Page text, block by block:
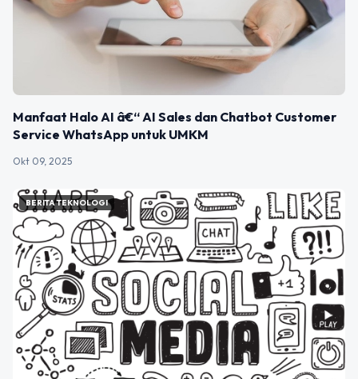
Manfaat Halo AI â€“ AI Sales dan Chatbot Customer
Service WhatsApp untuk UMKM
Okt 09, 2025
BERITA TEKNOLOGI